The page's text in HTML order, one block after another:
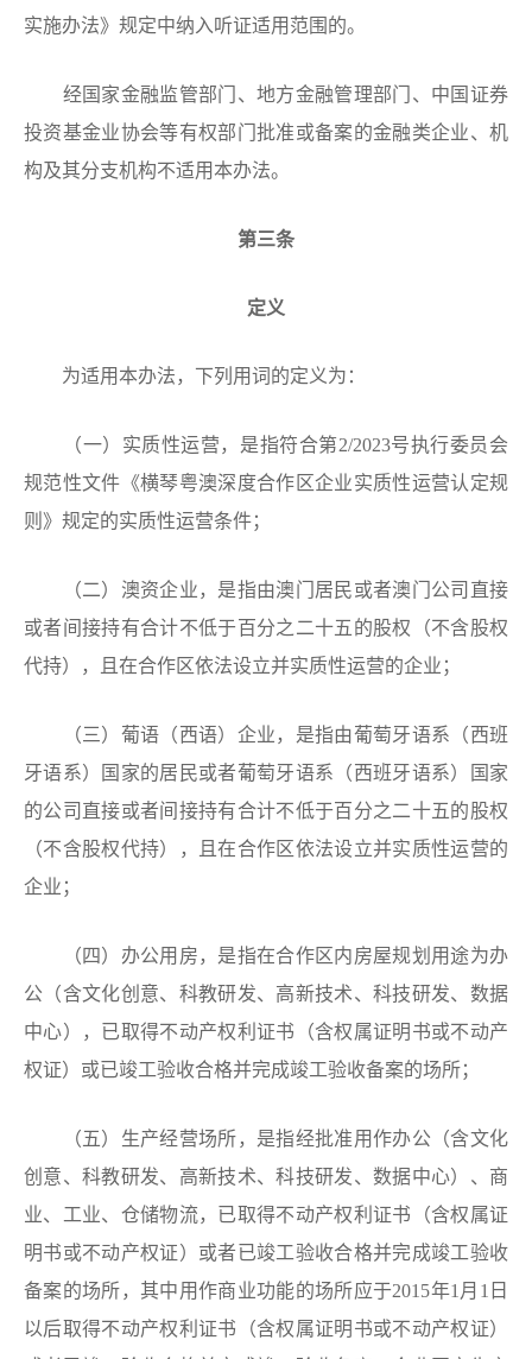
实施办法》规定中纳入听证适用范围的。
经国家金融监管部门、地方金融管理部门、中国证券
投资基金业协会等有权部门批准或备案的金融类企业、机
构及其分支机构不适用本办法。
第三条
定义
为适用本办法，下列用词的定义为：
（一）实质性运营，是指符合第2/2023号执行委员会
规范性文件《横琴粤澳深度合作区企业实质性运营认定规
则》规定的实质性运营条件；
（二）澳资企业，是指由澳门居民或者澳门公司直接
或者间接持有合计不低于百分之二十五的股权（不含股权
代持），且在合作区依法设立并实质性运营的企业；
（三）葡语（西语）企业，是指由葡萄牙语系（西班
牙语系）国家的居民或者葡萄牙语系（西班牙语系）国家
的公司直接或者间接持有合计不低于百分之二十五的股权
（不含股权代持），且在合作区依法设立并实质性运营的
企业；
（四）办公用房，是指在合作区内房屋规划用途为办
公（含文化创意、科教研发、高新技术、科技研发、数据
中心），已取得不动产权利证书（含权属证明书或不动产
权证）或已竣工验收合格并完成竣工验收备案的场所；
（五）生产经营场所，是指经批准用作办公（含文化
创意、科教研发、高新技术、科技研发、数据中心）、商
业、工业、仓储物流，已取得不动产权利证书（含权属证
明书或不动产权证）或者已竣工验收合格并完成竣工验收
备案的场所，其中用作商业功能的场所应于2015年1月1日
以后取得不动产权利证书（含权属证明书或不动产权证）